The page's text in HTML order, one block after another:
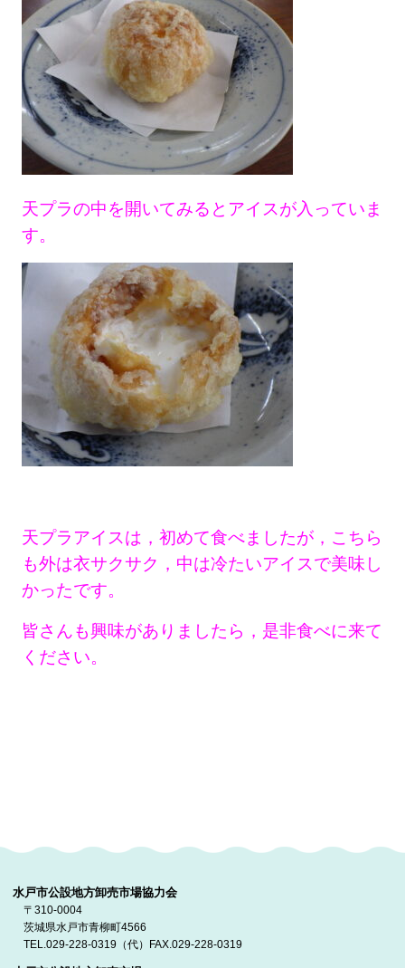
天プラの中を開いてみるとアイスが入っていま
す。
天プラアイスは，初めて食べましたが，こちら
も外は衣サクサク，中は冷たいアイスで美味し
かったです。
皆さんも興味がありましたら，是非食べに来て
ください。
水戸市公設地方卸売市場協力会
〒310-0004
茨城県水戸市青柳町4566
TEL.029-228-0319（代）FAX.029-228-0319